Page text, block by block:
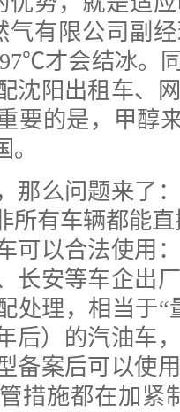
气有限公司副
才会结冰。
沈阳出租车、
要的是，甲醇
么问题来了：
所有车辆都能
可以合法使用
长安等车企出
处理，相当于“
后）的汽油车
备案后可以使
措施都在加紧